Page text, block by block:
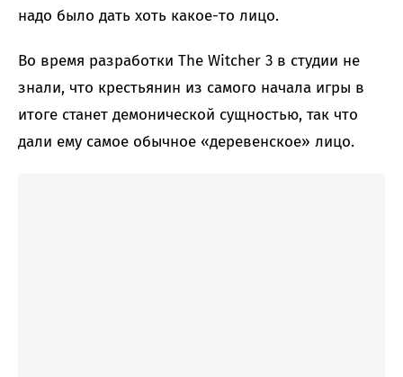
надо было дать хоть какое-то лицо.
Во время разработки The Witcher 3 в студии не
знали, что крестьянин из самого начала игры в
итоге станет демонической сущностью, так что
дали ему самое обычное «деревенское» лицо.